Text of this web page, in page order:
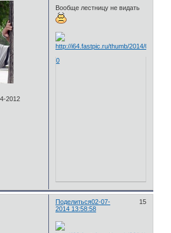
2012
Вообще лестницу не видать
0
Поделиться 15
02-07-
2014 13:58:58